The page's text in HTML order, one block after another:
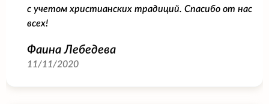
с учетом христианских традиций. Спасибо от нас
всех!
Фаина Лебедева
11/11/2020